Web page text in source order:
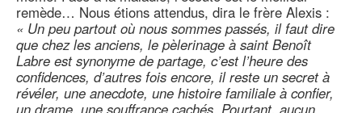
remède… Nous étions attendus, dira le frère Alexis :
« Un peu partout où nous sommes passés, il faut dire
que chez les anciens, le pèlerinage à saint Benoît
Labre est synonyme de partage, c’est l’heure des
confidences, d’autres fois encore, il reste un secret à
révéler, une anecdote, une histoire familiale à confier,
un drame, une souffrance cachés. Pourtant, aucun